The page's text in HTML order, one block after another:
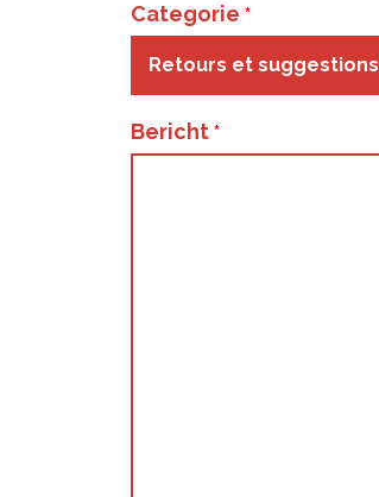
Categorie
Retours et suggestions
Bericht